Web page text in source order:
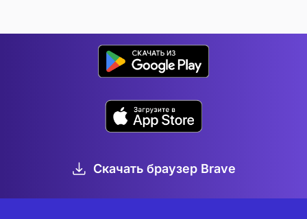
Скачать браузер Brave